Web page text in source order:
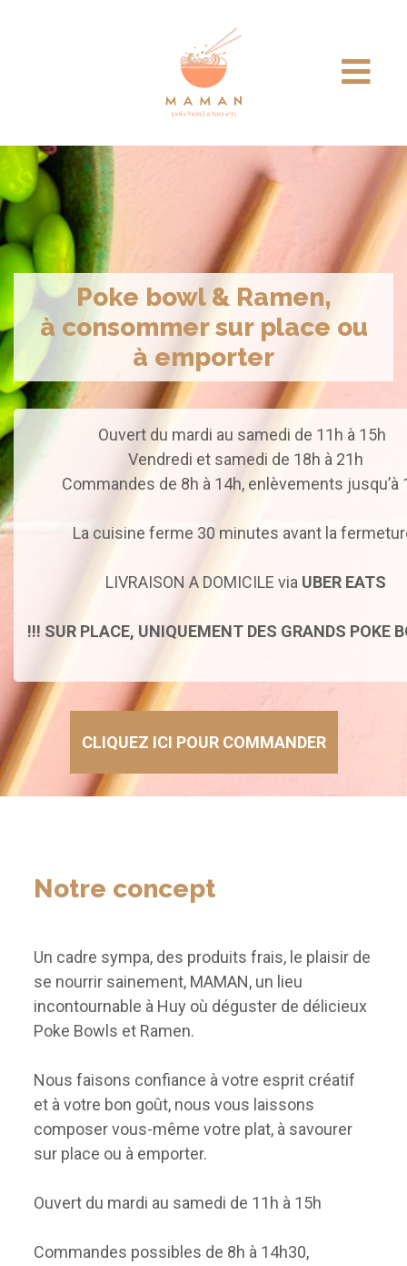
Notre concept
Poke bowl & Ramen,
à consommer sur place ou
à emporter
Ouvert du mardi au samedi de 11h à 15h
Vendredi et samedi de 18h à 21h
Commandes de 8h à 14h, enlèvements jusqu’à
La cuisine ferme 30 minutes avant la
LIVRAISON A DOMICILE via UBER EATS
!!! SUR PLACE, UNIQUEMENT DES GRANDS POKE
CLIQUEZ ICI POUR COMMANDER
Notre concept
Un cadre sympa, des produits frais, le plaisir de
se nourrir sainement, MAMAN, un lieu
incontournable à Huy où déguster de délicieux
Poke Bowls et Ramen.
Nous faisons confiance à votre esprit créatif
et à votre bon goût, nous vous laissons
composer vous-même votre plat, à savourer
sur place ou à emporter.
Ouvert du mardi au samedi de 11h à 15h
Commandes possibles de 8h à 14h30,